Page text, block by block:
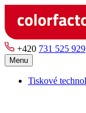
+420 731 525 929
Menu
Tiskové